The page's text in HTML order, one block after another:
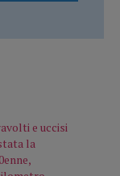
e uccisi
la